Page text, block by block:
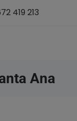
419 213
Ana